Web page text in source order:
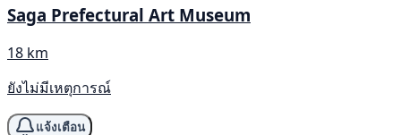
Saga Prefectural Art Museum
18 km
ยังไม่มีเหตุการณ์
แจ้งเตือน